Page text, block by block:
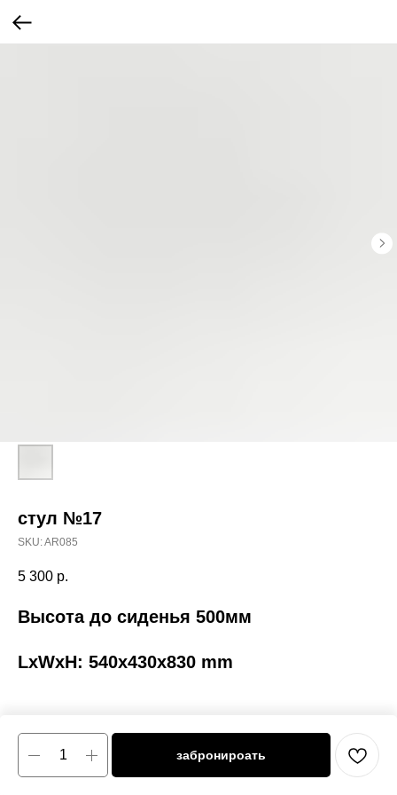
стул №17
SKU:AR085
5 300 р.
забронироать
Высота до сиденья 500мм
LxWxH: 540x430x830 mm